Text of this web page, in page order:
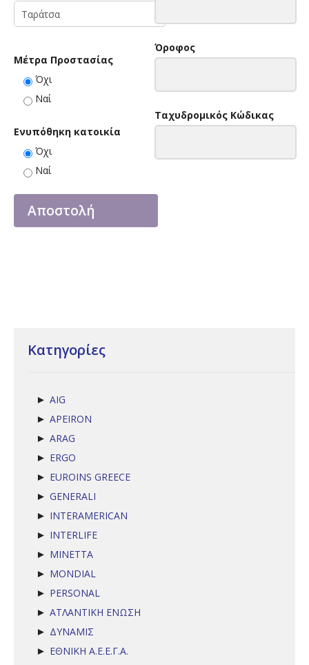
Μέτρα Προστασίας
Όχι
Ναί
Ενυπόθηκη κατοικία
Όχι
Ναί
Όροφος
Ταχυδρομικός Κώδικας
Κατηγορίες
► AIG
► APEIRON
► ARAG
► ERGO
► EUROINS GREECE
► GENERALI
► INTERAMERICAN
► INTERLIFE
► MINETTA
► MONDIAL
► PERSONAL
► ΑΤΛΑΝΤΙΚΗ ΕΝΩΣΗ
► ΔΥΝΑΜΙΣ
► ΕΘΝΙΚΗ Α.Ε.Ε.Γ.Α.